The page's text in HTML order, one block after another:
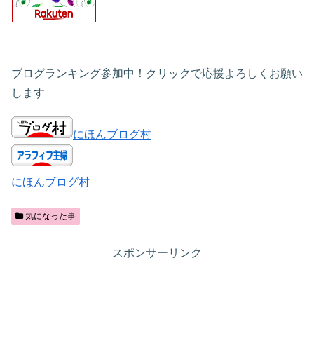
ブログランキング参加中！クリックで応援よろしくお願い
します
にほんブログ村
にほんブログ村
気になった事
スポンサーリンク